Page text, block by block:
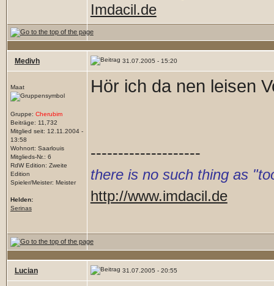
Imdacil.de
Medivh 31.07.2005 - 15:20
Maat
Gruppe: Cherubim
Beiträge: 11,732
Mitglied seit: 12.11.2004 -
13:58
Wohnort: Saarlouis
Mitglieds-Nr.: 6
RdW Edition: Zweite
Edition
Spieler/Meister: Meister
Helden:
Serinas
Hör ich da nen leisen
--------------------
there is no such thing as
http://www.imdacil.de
Lucian 31.07.2005 - 20:55